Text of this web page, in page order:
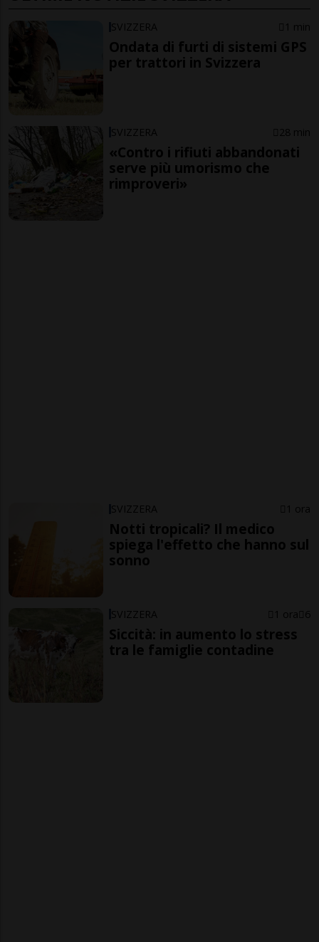
SVIZZERA 1 min
Ondata di furti di sistemi GPS
per trattori in Svizzera
SVIZZERA 28 min
«Contro i rifiuti abbandonati
serve più umorismo che
rimproveri»
SVIZZERA 1 ora
Notti tropicali? Il medico
spiega l'effetto che hanno sul
sonno
SVIZZERA 1 ora 6
Siccità: in aumento lo stress
tra le famiglie contadine